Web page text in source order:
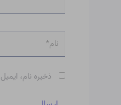
نام*
ذخیره نام،